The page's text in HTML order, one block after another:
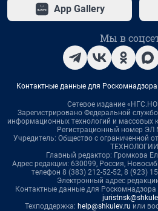
App Gallery
Мы в
Контактные данные для
Сетевое издание
Зарегистрировано Федеральной
информационных технологий и массовых
Регистрационный номер
Учредитель: Общество с ограниченной
Главный редактор: Громкова
Адрес редакции: 630099, Россия,
телефон 8 (383) 212-52-52, 8 (923)
Электронный адрес
Контактные данные для Роскомнадзора
Техподдержка: help@shkulev.ru или